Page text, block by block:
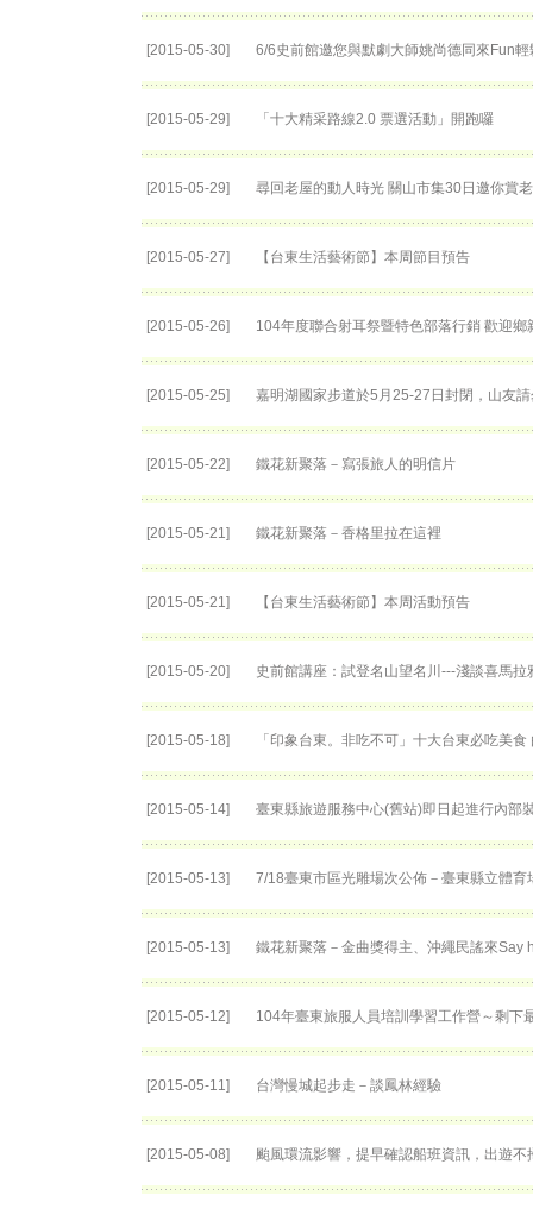
[2015-05-30] 6/6史前館邀您與默劇大師姚尚德同來Fun輕
[2015-05-29] 「十大精采路線2.0 票選活動」開跑囉
[2015-05-29] 尋回老屋的動人時光 關山市集30日邀你賞
[2015-05-27] 【台東生活藝術節】本周節目預告
[2015-05-26] 104年度聯合射耳祭暨特色部落行銷 歡迎鄉
[2015-05-25] 嘉明湖國家步道於5月25-27日封閉，山友
[2015-05-22] 鐵花新聚落－寫張旅人的明信片
[2015-05-21] 鐵花新聚落－香格里拉在這裡
[2015-05-21] 【台東生活藝術節】本周活動預告
[2015-05-20] 史前館講座：試登名山望名川---淺談喜馬拉
[2015-05-18] 「印象台東。非吃不可」十大台東必吃美食
[2015-05-14] 臺東縣旅遊服務中心(舊站)即日起進行內部
[2015-05-13] 7/18臺東市區光雕場次公佈－臺東縣立體育
[2015-05-13] 鐵花新聚落－金曲獎得主、沖繩民謠來Say
[2015-05-12] 104年臺東旅服人員培訓學習工作營～剩下
[2015-05-11] 台灣慢城起步走－談鳳林經驗
[2015-05-08] 颱風環流影響，提早確認船班資訊，出遊不